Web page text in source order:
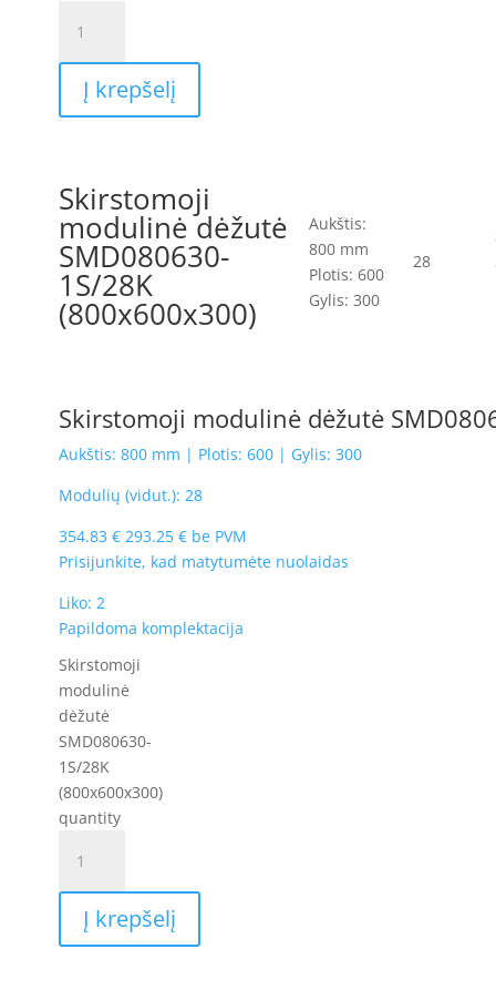
Į krepšelį
Skirstomoji
modulinė dėžutė
SMD080630-
1S/28K
(800x600x300)
Aukštis:
800 mm
Plotis: 600
Gylis: 300
28
Skirstomoji modulinė dėžutė
Aukštis: 800 mm | Plotis: 600 | Gylis: 300
Modulių (vidut.): 28
354.83 € 293.25 € be PVM
Prisijunkite, kad matytumėte nuolaidas
Liko: 2
Papildoma komplektacija
Skirstomoji
modulinė
dėžutė
SMD080630-
1S/28K
(800x600x300)
quantity
Į krepšelį